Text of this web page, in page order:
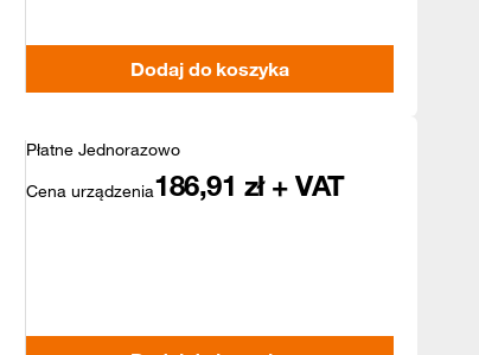
Dodaj do koszyka
Płatne Jednorazowo
Cena urządzenia186,91 zł + VAT